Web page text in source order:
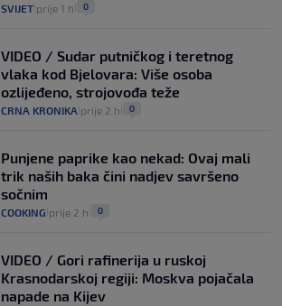
SVIJET prije 1 h 0
VIDEO / Sudar putničkog i teretnog
vlaka kod Bjelovara: Više osoba
ozlijeđeno, strojovođa teže
CRNA KRONIKA prije 2 h 0
Punjene paprike kao nekad: Ovaj mali
trik naših baka čini nadjev savršeno
sočnim
COOKING prije 2 h 0
VIDEO / Gori rafinerija u ruskoj
Krasnodarskoj regiji: Moskva pojačala
napade na Kijev